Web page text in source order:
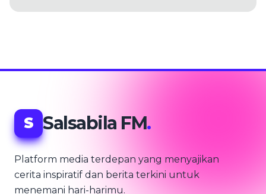
S Salsabila FM.
Platform media terdepan yang menyajikan
cerita inspiratif dan berita terkini untuk
menemani hari-harimu.